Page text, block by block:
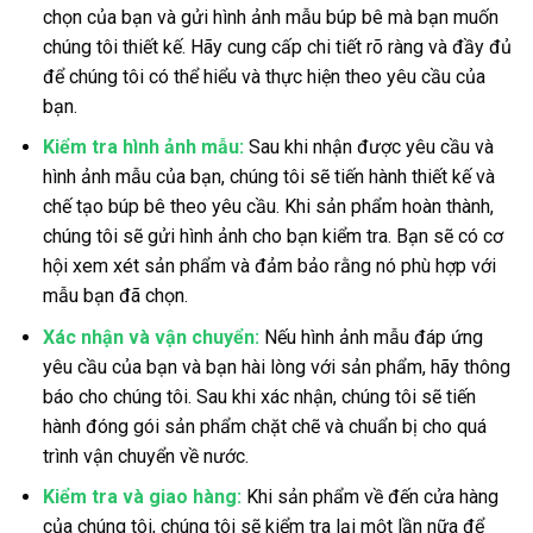
chọn của bạn và gửi hình ảnh mẫu búp bê mà bạn muốn
chúng tôi thiết kế. Hãy cung cấp chi tiết rõ ràng và đầy đủ
để chúng tôi có thể hiểu và thực hiện theo yêu cầu của
bạn.
Kiểm tra hình ảnh mẫu:Sau khi nhận được yêu cầu và
hình ảnh mẫu của bạn, chúng tôi sẽ tiến hành thiết kế và
chế tạo búp bê theo yêu cầu. Khi sản phẩm hoàn thành,
chúng tôi sẽ gửi hình ảnh cho bạn kiểm tra. Bạn sẽ có cơ
hội xem xét sản phẩm và đảm bảo rằng nó phù hợp với
mẫu bạn đã chọn.
Xác nhận và vận chuyển: Nếu hình ảnh mẫu đáp ứng
yêu cầu của bạn và bạn hài lòng với sản phẩm, hãy thông
báo cho chúng tôi. Sau khi xác nhận, chúng tôi sẽ tiến
hành đóng gói sản phẩm chặt chẽ và chuẩn bị cho quá
trình vận chuyển về nước.
Kiểm tra và giao hàng:Khi sản phẩm về đến cửa hàng
của chúng tôi, chúng tôi sẽ kiểm tra lại một lần nữa để